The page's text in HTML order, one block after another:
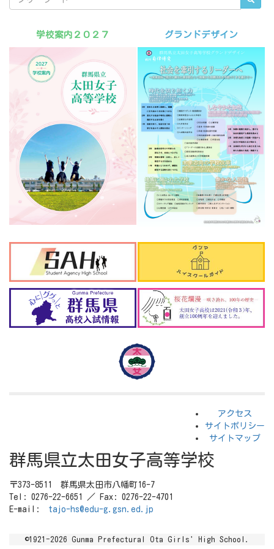
学校案内２０２７ グランドデザイン
アクセス
サイトポリシー
サイトマップ
群馬県立太田女子高等学校
〒373-8511 群馬県太田市八幡町16-7
Tel: 0276-22-6651 ／ Fax: 0276-22-4701
E-mail: tajo-hs@edu-g.gsn.ed.jp
©1921-2026 Gunma Prefectural Ota Girls' High School.